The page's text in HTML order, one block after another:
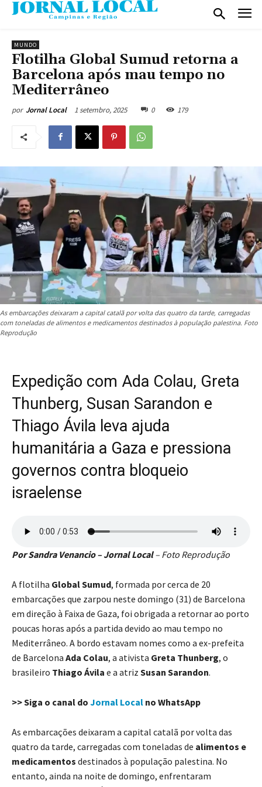
MUNDO
Flotilha Global Sumud retorna a
Barcelona após mau tempo no
Mediterrâneo
por Jornal Local 1 setembro, 2025 0 179
As embarcações deixaram a capital catalã por volta das quatro da tarde, carregadas
com toneladas de alimentos e medicamentos destinados à população palestina. Foto
Reprodução
Expedição com Ada Colau, Greta
Thunberg, Susan Sarandon e
Thiago Ávila leva ajuda
humanitária a Gaza e pressiona
governos contra bloqueio
israelense
Por Sandra Venancio – Jornal Local– Foto Reprodução
A flotilha Global Sumud, formada por cerca de 20
embarcações que zarpou neste domingo (31) de Barcelona
em direção à Faixa de Gaza, foi obrigada a retornar ao porto
poucas horas após a partida devido ao mau tempo no
Mediterrâneo. A bordo estavam nomes como a ex-prefeita
de Barcelona Ada Colau, a ativista Greta Thunberg, o
brasileiro Thiago Ávila e a atriz Susan Sarandon.
>> Siga o canal do Jornal Local no WhatsApp
As embarcações deixaram a capital catalã por volta das
quatro da tarde, carregadas com toneladas de alimentos e
medicamentos destinados à população palestina. No
entanto, ainda na noite de domingo, enfrentaram